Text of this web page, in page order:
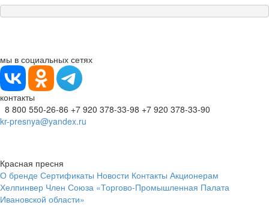
мы в социальных сетях
контакты
8 800 550-26-86 +7 920 378-33-98 +7 920 378-33-90
kr-presnya@yandex.ru
Красная пресня
О бренде Сертификаты Новости Контакты Акционерам
Хелпинвер Член Союза «Торгово-Промышленная Палата
Ивановской области»